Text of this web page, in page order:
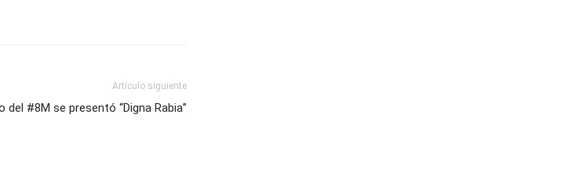
Artículo siguiente
del #8M se presentó “Digna Rabia”